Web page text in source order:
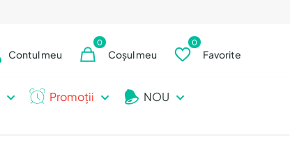
Contul meu
0
Coșul meu
0
Favorite
Promoții
NOU